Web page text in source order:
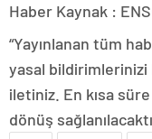
Haber Kaynak :
“Yayınlanan tüm
yasal bildirimlerinizi
iletiniz. En kısa
dönüş